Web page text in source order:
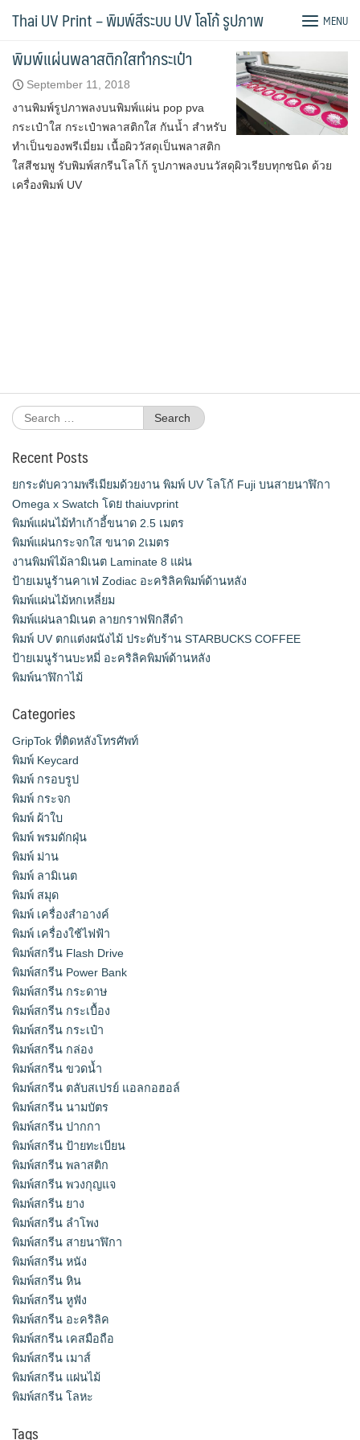
Thai UV Print – พิมพ์สีระบบ UV โลโก้ รูปภาพ MENU
Tag:พลาสติกใส
พิมพ์แผ่นพลาสติกใสทำกระเป๋า
September 11, 2018
งานพิมพ์รูปภาพลงบนพิมพ์แผ่น pop pva
กระเป๋าใส กระเป๋าพลาสติกใส กันน้ำ สำหรับ
ทำเป็นของพรีเมี่ยม เนื้อผิววัสดุเป็นพลาสติก
ใสสีชมพู รับพิมพ์สกรีนโลโก้ รูปภาพลงบนวัสดุผิวเรียบทุกชนิด ด้วย
เครื่องพิมพ์ UV
Search
for:
Recent Posts
ยกระดับความพรีเมียมด้วยงาน พิมพ์ UV โลโก้ Fuji บนสายนาฬิกา
Omega x Swatch โดย thaiuvprint
พิมพ์แผ่นไม้ทำเก้าอี้ขนาด 2.5 เมตร
พิมพ์แผ่นกระจกใส ขนาด 2เมตร
งานพิมพ์ไม้ลามิเนต Laminate 8 แผ่น
ป้ายเมนูร้านคาเฟ่ Zodiac อะคริลิคพิมพ์ด้านหลัง
พิมพ์แผ่นไม้หกเหลี่ยม
พิมพ์แผ่นลามิเนต ลายกราฟฟิกสีดำ
พิมพ์ UV ตกแต่งผนังไม้ ประดับร้าน STARBUCKS COFFEE
ป้ายเมนูร้านบะหมี่ อะคริลิคพิมพ์ด้านหลัง
พิมพ์นาฬิกาไม้
Categories
GripTok ที่ติดหลังโทรศัพท์
พิมพ์ Keycard
พิมพ์ กรอบรูป
พิมพ์ กระจก
พิมพ์ ผ้าใบ
พิมพ์ พรมดักฝุ่น
พิมพ์ ม่าน
พิมพ์ ลามิเนต
พิมพ์ สมุด
พิมพ์ เครื่องสําอางค์
พิมพ์ เครื่องใช้ไฟฟ้า
พิมพ์สกรีน Flash Drive
พิมพ์สกรีน Power Bank
พิมพ์สกรีน กระดาษ
พิมพ์สกรีน กระเบื้อง
พิมพ์สกรีน กระเป๋า
พิมพ์สกรีน กล่อง
พิมพ์สกรีน ขวดน้ำ
พิมพ์สกรีน ตลับสเปรย์ แอลกอฮอล์
พิมพ์สกรีน นามบัตร
พิมพ์สกรีน ปากกา
พิมพ์สกรีน ป้ายทะเบียน
พิมพ์สกรีน พลาสติก
พิมพ์สกรีน พวงกุญแจ
พิมพ์สกรีน ยาง
พิมพ์สกรีน ลำโพง
พิมพ์สกรีน สายนาฬิกา
พิมพ์สกรีน หนัง
พิมพ์สกรีน หิน
พิมพ์สกรีน หูฟัง
พิมพ์สกรีน อะคริลิค
พิมพ์สกรีน เคสมือถือ
พิมพ์สกรีน เมาส์
พิมพ์สกรีน แผ่นไม้
พิมพ์สกรีน โลหะ
Tags